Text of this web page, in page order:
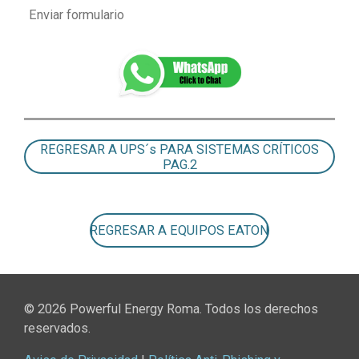
Enviar formulario
REGRESAR A UPS´s PARA SISTEMAS CRÍTICOS
PAG.2
REGRESAR A EQUIPOS EATON
© 2026 Powerful Energy Roma. Todos los derechos
reservados.